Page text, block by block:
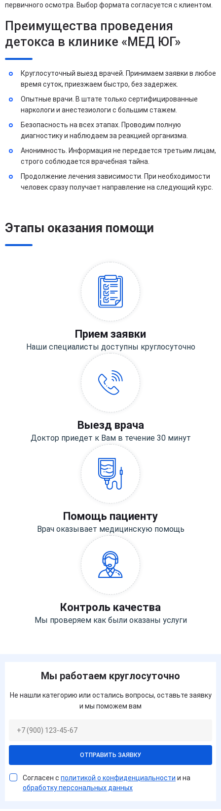
первичного осмотра. Выбор формата согласуется с клиентом.
Преимущества проведения
детокса в клинике «МЕД ЮГ»
Круглосуточный выезд врачей. Принимаем заявки в любое
время суток, приезжаем быстро, без задержек.
Опытные врачи. В штате только сертифицированные
наркологи и анестезиологи с большим стажем.
Безопасность на всех этапах. Проводим полную
диагностику и наблюдаем за реакцией организма.
Анонимность. Информация не передается третьим лицам,
строго соблюдается врачебная тайна.
Продолжение лечения зависимости. При необходимости
человек сразу получает направление на следующий курс.
Этапы оказания помощи
Прием заявки
Наши специалисты доступны круглосуточно
Выезд врача
Доктор приедет к Вам в течение 30 минут
Помощь пациенту
Врач оказывает медицинскую помощь
Контроль качества
Мы проверяем как были оказаны услуги
Мы работаем круглосуточно
Не нашли категорию или остались вопросы, оставьте заявку
и мы поможем вам
ОТПРАВИТЬ ЗАЯВКУ
Согласен с политикой о конфиденциальности и на
обработку персональных данных